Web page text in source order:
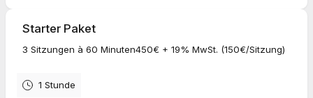
Starter Paket
3 Sitzungen à 60 Minuten450€ + 19% MwSt. (150€/Sitzung)
1 Stunde